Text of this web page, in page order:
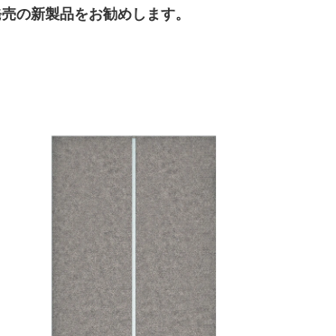
の新製品をお勧めします。